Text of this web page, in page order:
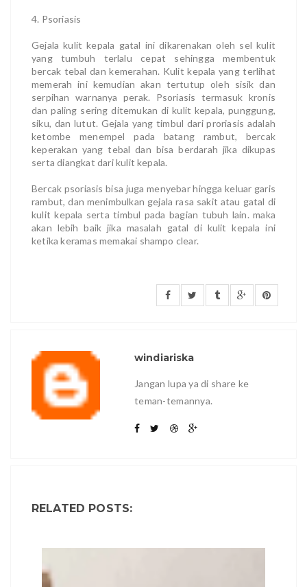
4. Psoriasis
Gejala kulit kepala gatal ini dikarenakan oleh sel kulit
yang tumbuh terlalu cepat sehingga membentuk
bercak tebal dan kemerahan. Kulit kepala yang terlihat
memerah ini kemudian akan tertutup oleh sisik dan
serpihan warnanya perak. Psoriasis termasuk kronis
dan paling sering ditemukan di kulit kepala, punggung,
siku, dan lutut. Gejala yang timbul dari proriasis adalah
ketombe menempel pada batang rambut, bercak
keperakan yang tebal dan bisa berdarah jika dikupas
serta diangkat dari kulit kepala.
Bercak psoriasis bisa juga menyebar hingga keluar garis
rambut, dan menimbulkan gejala rasa sakit atau gatal di
kulit kepala serta timbul pada bagian tubuh lain. maka
akan lebih baik jika masalah gatal di kulit kepala ini
ketika keramas memakai shampo clear.
windiariska
Jangan lupa ya di share ke
teman-temannya.
RELATED POSTS: